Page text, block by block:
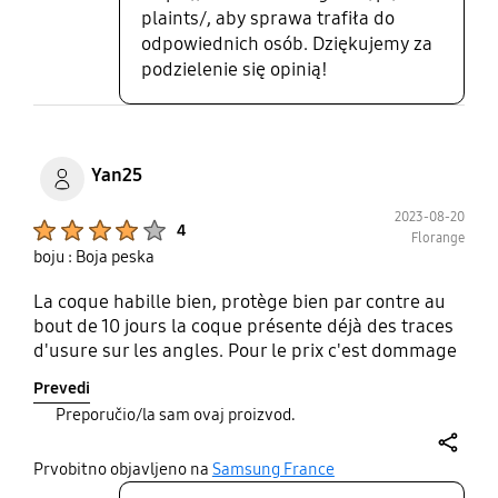
jedyny dla mnie argument za używaniem tego etui.
plaints/, aby sprawa trafiła do
odpowiednich osób. Dziękujemy za
podzielenie się opinią!
Yan25
4
2023-08-20
Florange
boju : Boja peska
La coque habille bien, protège bien par contre au
bout de 10 jours la coque présente déjà des traces
d'usure sur les angles. Pour le prix c'est dommage
Prevedi
Preporučio/la sam ovaj proizvod.
Prvobitno objavljeno na Samsung France